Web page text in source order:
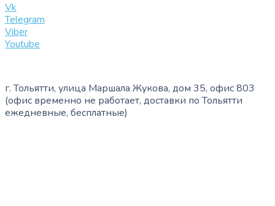
Vk
Telegram
Viber
Youtube
г. Тольятти, улица Маршала Жукова, дом 35, офис 803
(офис временно не работает, доставки по Тольятти
ежедневные, бесплатные)